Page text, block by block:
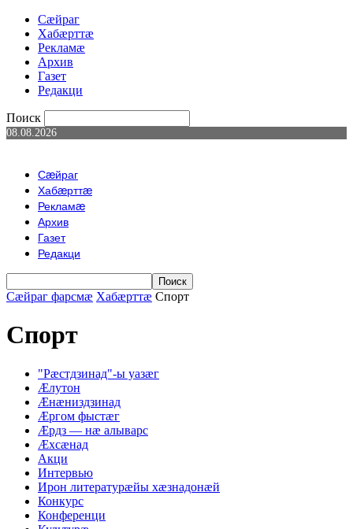
Сæйраг
Хабæрттæ
Рекламæ
Архив
Газет
Редакци
Поиск
08.08.2026
Сæйраг
Хабæрттæ
Рекламæ
Архив
Газет
Редакци
Сæйраг фарсмæ Хабæрттæ Спорт
Спорт
"Рæстдзинад"-ы уазæг
Æлутон
Æнæниздзинад
Æргом фыстæг
Æрдз — нæ алыварс
Æхсæнад
Акци
Интервью
Ирон литературæйы хæзнадонæй
Конкурс
Конференци